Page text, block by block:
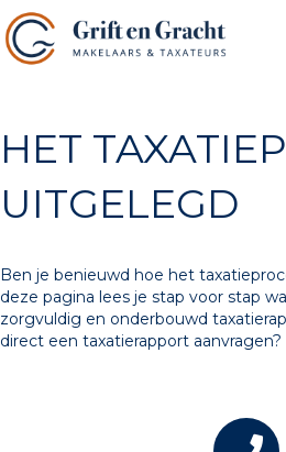
HET
UITGELEGD
Ben je benieuwd hoe het
deze pagina lees je stap voor stap
zorgvuldig en onderbouwd
direct een taxatierapport aanvragen?